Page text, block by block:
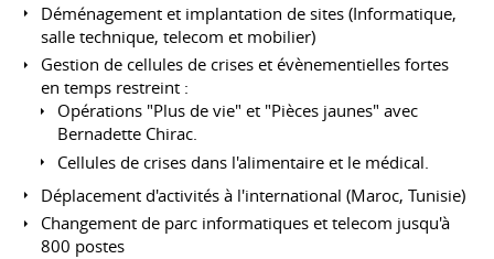
Déménagement et implantation de sites (Informatique,
salle technique, telecom et mobilier)
Gestion de cellules de crises et évènementielles fortes
en temps restreint :
Opérations "Plus de vie" et "Pièces jaunes" avec
Bernadette Chirac.
Cellules de crises dans l'alimentaire et le médical.
Déplacement d'activités à l'international (Maroc, Tunisie)
Changement de parc informatiques et telecom jusqu'à
800 postes